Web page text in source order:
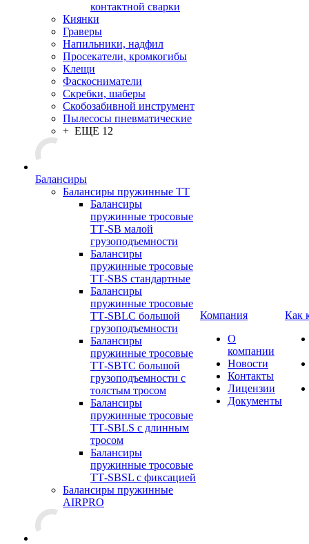
контактной сварки
Киянки
Граверы
Напильники, надфил
Просекатели, кромкогибы
Клещи
Фаскосниматели
Скребки, шаберы
Скобозабивной инструмент
Пылесосы пневматические
+ ЕЩЕ 12
Балансиры
Балансиры пружинные TT
Балансиры
пружинные тросовые
ТТ-SB малой
грузоподъемности
Балансиры
пружинные тросовые
ТТ-SBS стандартные
Балансиры
пружинные тросовые
ТТ-SBLC большой
грузоподъемности
Балансиры
пружинные тросовые
ТТ-SBTC большой
грузоподъемности с
толстым тросом
Балансиры
пружинные тросовые
ТТ-SBLS с длинным
тросом
Балансиры
пружинные тросовые
ТТ-SBSL с фиксацией
Балансиры пружинные
AIRPRO
Компания
О
компании
Новости
Контакты
Лицензии
Документы
Как